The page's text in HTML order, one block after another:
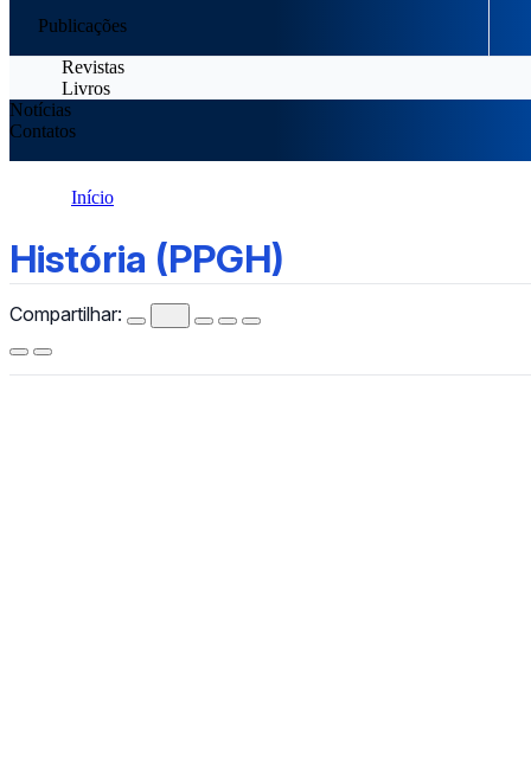
Publicações
Revistas
Livros
Notícias
Contatos
Início
História (PPGH)
História (PPGH)
Compartilhar: